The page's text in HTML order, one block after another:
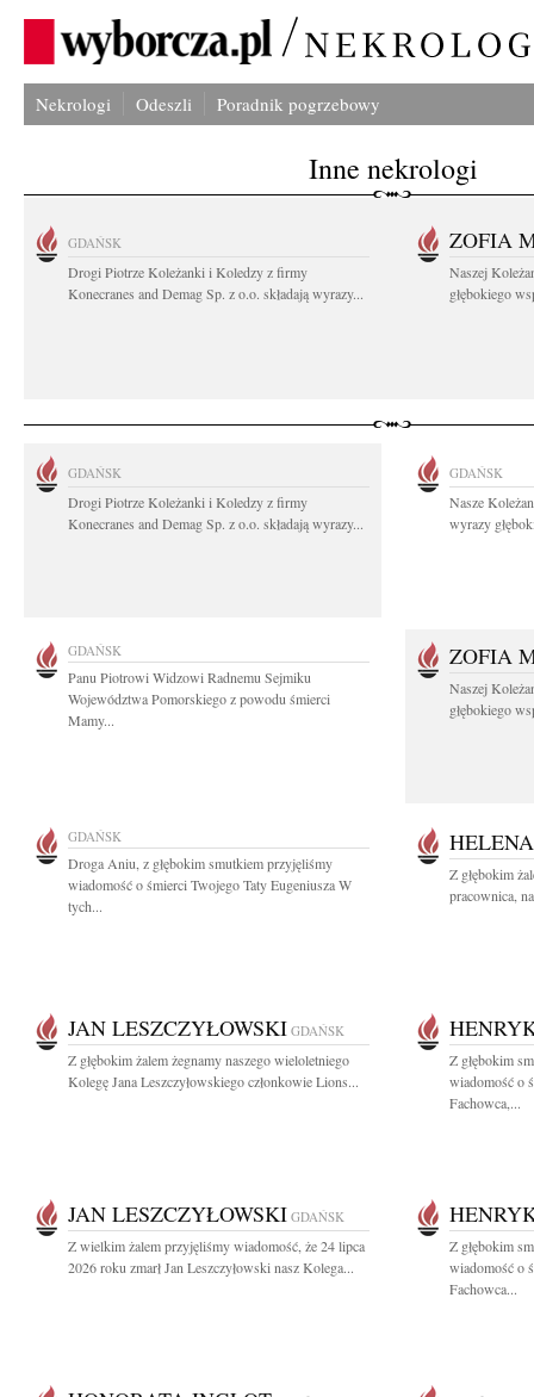
Nekrologi Odeszli Poradnik pogrzebowy
Inne nekrologi
GDAŃSK
Drogi Piotrze Koleżanki i Koledzy z firmy
Konecranes and Demag Sp. z o.o. składają wyrazy...
ZOFIA
Naszej
głębokiego
GDAŃSK
Drogi Piotrze Koleżanki i Koledzy z firmy
Konecranes and Demag Sp. z o.o. składają wyrazy...
GDAŃSK
Nasze
wyrazy
GDAŃSK
Panu Piotrowi Widzowi Radnemu Sejmiku
Województwa Pomorskiego z powodu śmierci
Mamy...
ZOFIA
Naszej
głębokiego
GDAŃSK
Droga Aniu, z głębokim smutkiem przyjęliśmy
wiadomość o śmierci Twojego Taty Eugeniusza W
tych...
Z głębokim
pracownica,
JAN LESZCZYŁOWSKI GDAŃSK
Z głębokim żalem żegnamy naszego wieloletniego
Kolegę Jana Leszczyłowskiego członkowie Lions...
Z głębokim
wiadomość o
Fachowca,...
JAN LESZCZYŁOWSKI GDAŃSK
Z wielkim żalem przyjęliśmy wiadomość, że 24 lipca
2026 roku zmarł Jan Leszczyłowski nasz Kolega...
Z głębokim
wiadomość o
Fachowca...